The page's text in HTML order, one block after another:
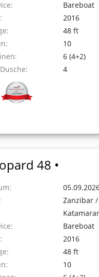
Bareboat
2016
48 ft
10
6 (4+2)
4
48 •
Zanzibar
Bareboat
2016
48 ft
10